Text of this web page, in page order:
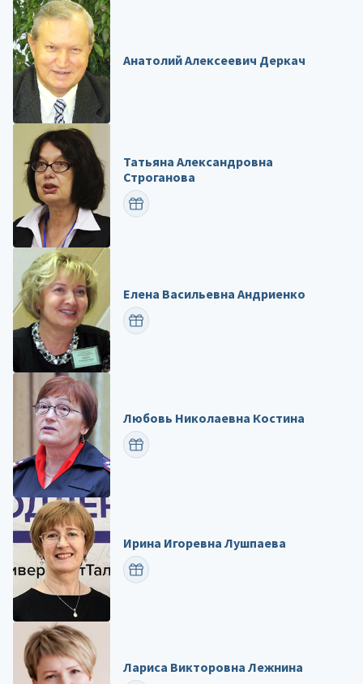
Анатолий Алексеевич Деркач
Татьяна Александровна
Строганова
ПОЗДРАВИТЬ
Елена Васильевна Андриенко
ПОЗДРАВИТЬ
Любовь Николаевна Костина
ПОЗДРАВИТЬ
Ирина Игоревна Лушпаева
ПОЗДРАВИТЬ
Лариса Викторовна Лежнина